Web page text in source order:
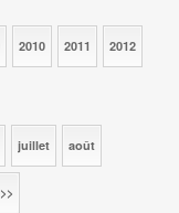
2010 2011 2012
juillet août
>>